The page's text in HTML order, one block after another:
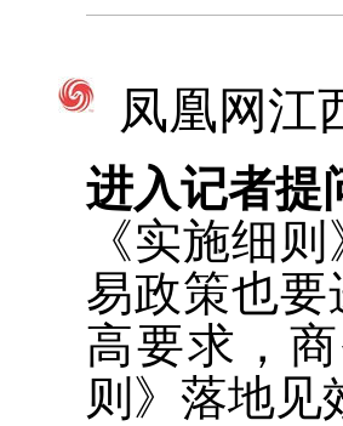
凤凰网江
进入记者提
《实施细
易政策也
高要求，
则》落地见